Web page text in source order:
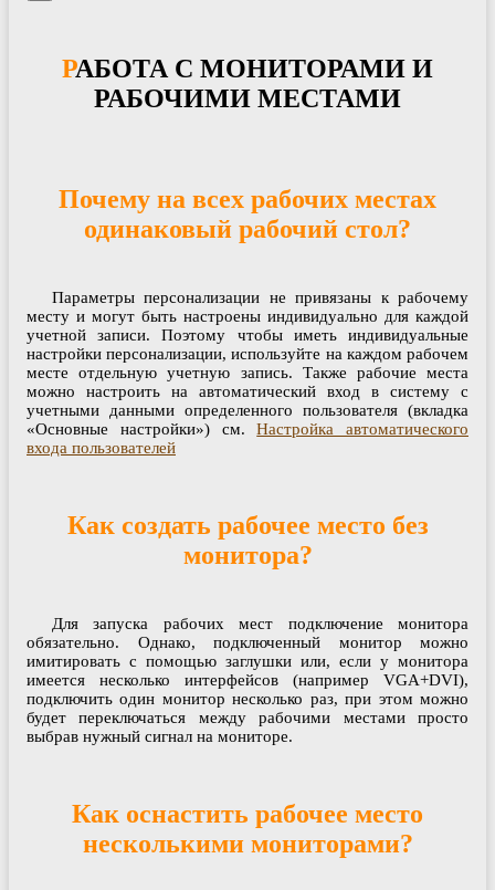
РАБОТА С МОНИТОРАМИ И
РАБОЧИМИ МЕСТАМИ
Почему на всех рабочих местах
одинаковый рабочий стол?
Параметры персонализации не привязаны к рабочему
месту и могут быть настроены индивидуально для каждой
учетной записи. Поэтому чтобы иметь индивидуальные
настройки персонализации, используйте на каждом рабочем
месте отдельную учетную запись. Также рабочие места
можно настроить на автоматический вход в систему с
учетными данными определенного пользователя (вкладка
«Основные настройки») см.Настройка автоматического
входа пользователей
Как создать рабочее место без
монитора?
Для запуска рабочих мест подключение монитора
обязательно. Однако, подключенный монитор можно
имитировать с помощью заглушки или, если у монитора
имеется несколько интерфейсов (например VGA+DVI),
подключить один монитор несколько раз, при этом можно
будет переключаться между рабочими местами просто
выбрав нужный сигнал на мониторе.
Как оснастить рабочее место
несколькими мониторами?